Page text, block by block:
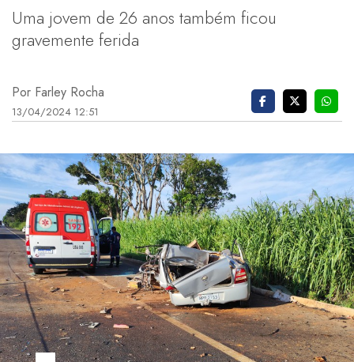
Uma jovem de 26 anos também ficou
gravemente ferida
Por Farley Rocha
13/04/2024 12:51